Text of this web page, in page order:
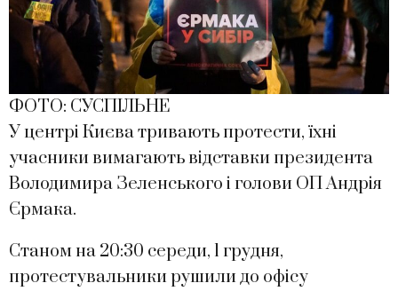
ФОТО: СУСПІЛЬНЕ
У центрі Києва тривають протести, їхні
учасники вимагають відставки президента
Володимира Зеленського і голови ОП Андрія
Єрмака.
Станом на 20:30 середи, 1 грудня,
протестувальники рушили до офісу